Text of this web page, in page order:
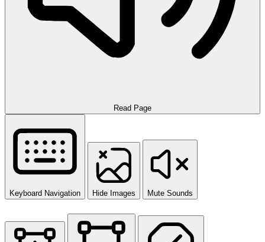
Read Page
Keyboard Navigation Hide Images Mute Sounds